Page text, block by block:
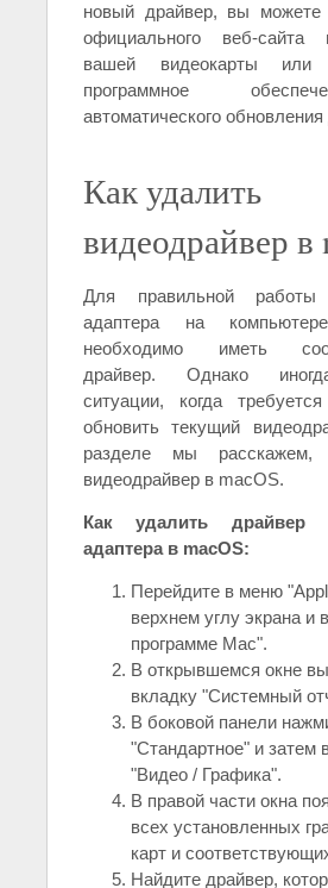
новый драйвер, вы можете
официального веб-сайта
вашей видеокарты или
программное
автоматического
Как удалить
видеодрайвер в
Для правильной работы
адаптера на
необходимо иметь
драйвер. Однако
ситуации, когда
обновить текущий
разделе мы расскажем,
видеодрайвер в macOS.
Как удалить драйвер
адаптера в macOS:
Перейдите в меню
верхнем углу экрана и
программе Mac".
В открывшемся окне
вкладку "Системный
В боковой панели
"Стандартное" и затем
"Видео / Графика".
В правой части окна
всех установленных
карт и
Найдите драйвер,